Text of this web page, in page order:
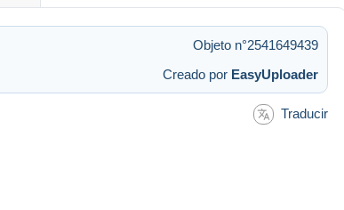
Objeto n°2541649439
Creado por EasyUploader
Traducir